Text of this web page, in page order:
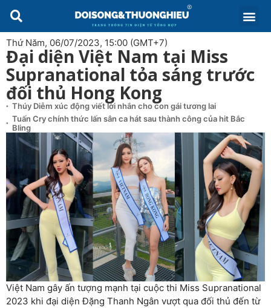
Thứ Năm, 06/07/2023, 15:00 (GMT+7)
Đại diện Việt Nam tại Miss
Supranational tỏa sáng trước
đối thủ Hong Kong
Thúy Diễm xúc động viết lời nhắn cho con gái tương lai
Tuấn Cry chính thức lấn sân ca hát sau thành công của hit Bắc
Bling
Việt Nam gây ấn tượng mạnh tại cuộc thi Miss Supranational
2023 khi đại diện Đặng Thanh Ngân vượt qua đối thủ đến từ